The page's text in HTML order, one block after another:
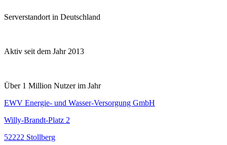
Serverstandort in Deutschland
Aktiv seit dem Jahr 2013
Über 1 Million Nutzer im Jahr
EWV Energie- und Wasser-Versorgung GmbH
Willy-Brandt-Platz 2
52222 Stollberg